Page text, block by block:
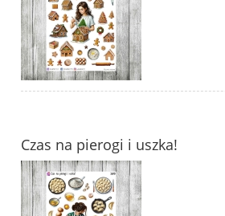
Czas na pierogi i uszka!